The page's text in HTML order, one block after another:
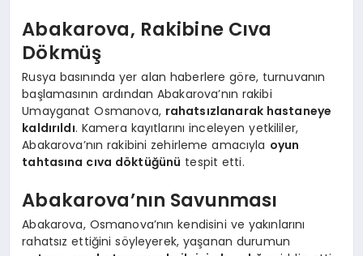
Abakarova, Rakibine Cıva
Dökmüş
Rusya basınında yer alan haberlere göre, turnuvanın
başlamasının ardından Abakarova’nın rakibi
Umayganat Osmanova, rahatsızlanarak hastaneye
kaldırıldı. Kamera kayıtlarını inceleyen yetkililer,
Abakarova’nın rakibini zehirleme amacıyla oyun
tahtasına cıva döktüğünü tespit etti.
Abakarova’nın Savunması
Abakarova, Osmanova’nın kendisini ve yakınlarını
rahatsız ettiğini söyleyerek, yaşanan durumun